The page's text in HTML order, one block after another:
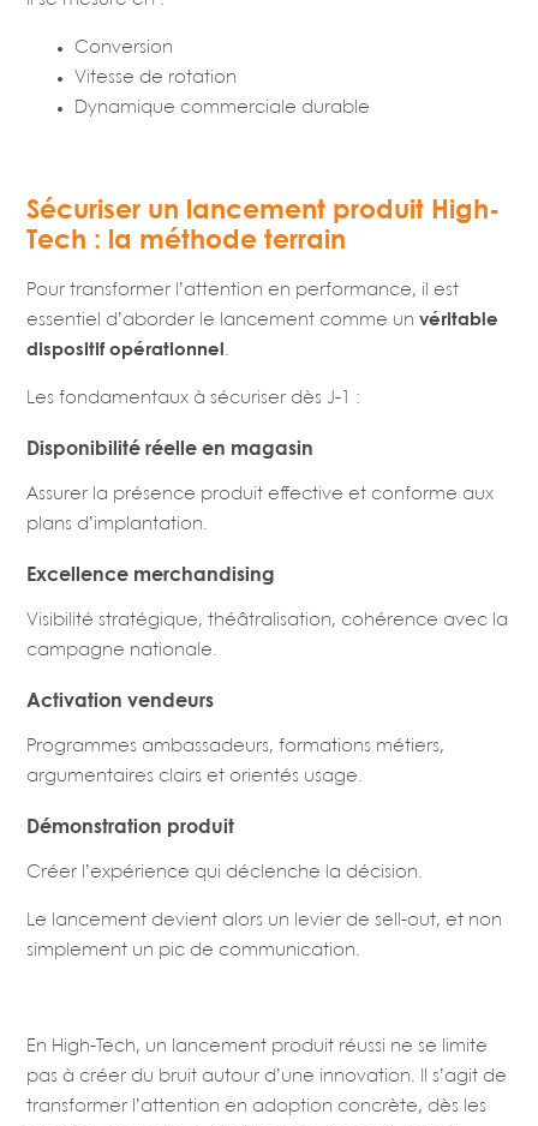
Conversion
Vitesse de rotation
Dynamique commerciale durable
Sécuriser un lancement produit High-
Tech : la méthode terrain
Pour transformer l’attention en performance, il est
essentiel d’aborder le lancement comme unvéritable
dispositif opérationnel .
Les fondamentaux à sécuriser dès J-1 :
Disponibilité réelle en magasin
Assurer la présence produit effective et conforme aux
plans d’implantation.
Excellence merchandising
Visibilité stratégique, théâtralisation, cohérence avec la
campagne nationale.
Activation vendeurs
Programmes ambassadeurs, formations métiers,
argumentaires clairs et orientés usage.
Démonstration produit
Créer l’expérience qui déclenche la décision.
Le lancement devient alors un levier de sell-out, et non
simplement un pic de communication.
En High-Tech, un lancement produit réussi ne se limite
pas à créer du bruit autour d’une innovation. Il s’agit de
transformer l’attention en adoption concrète, dès les